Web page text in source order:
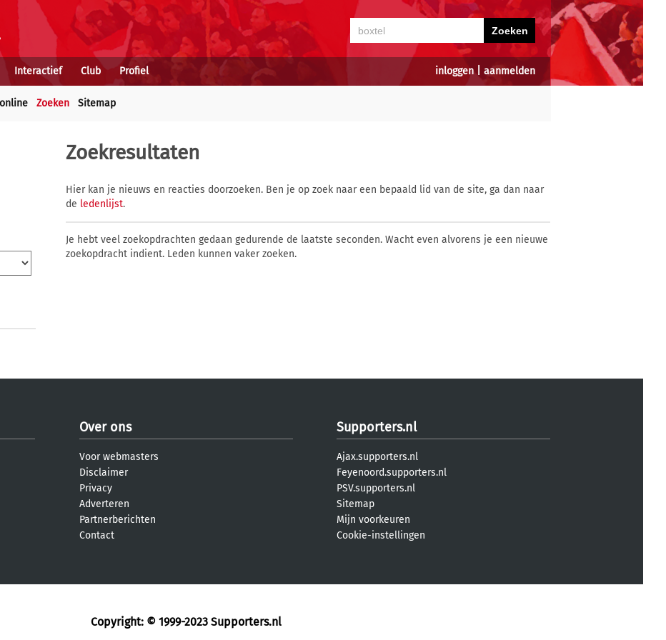
inloggen| aanmelden
Interactief Club Profiel
Zoeken Sitemap
Zoekresultaten
Hier kan je nieuws en reacties doorzoeken. Ben je op zoek naar een bepaald lid van de site, ga dan naar
de ledenlijst.
Je hebt veel zoekopdrachten gedaan gedurende de laatste seconden. Wacht even alvorens je een nieuwe
zoekopdracht indient. Leden kunnen vaker zoeken.
Over ons
Voor webmasters
Disclaimer
Privacy
Adverteren
Partnerberichten
Contact
Supporters.nl
Ajax.supporters.nl
Feyenoord.supporters.nl
PSV.supporters.nl
Sitemap
Mijn voorkeuren
Cookie-instellingen
Copyright: © 1999-2023 Supporters.nl